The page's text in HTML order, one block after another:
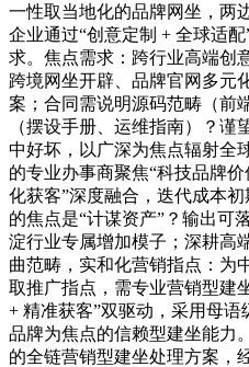
一性取当地化的品牌网坐，两
企业通过“创意定制 + 全球适
求。焦点需求：跨行业高端创
跨境网坐开辟、品牌官网多元
案；合同需说明源码范畴（前
（摆设手册、运维指南）？
中好坏，以广深为焦点辐射全
的专业办事商聚焦“科技品牌
化获客”深度融合，迭代成本
的焦点是“计谋资产”？输出可
淀行业专属增加模子；深耕高
曲范畴，实和化营销指点：为
取推广指点，需专业营销型建
+ 精准获客”双驱动，采用母
品牌为焦点的信赖型建坐能力
的全链营销型建坐处理方案，